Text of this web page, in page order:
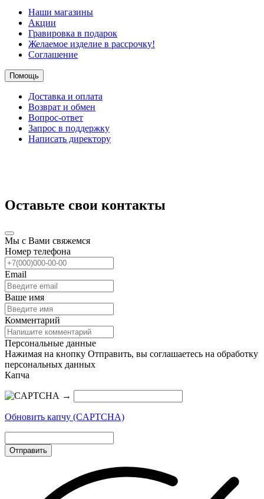
Наши магазины
Акции
Гравировка в подарок
Желаемое изделие в рассрочку!
Соглашение
Помощь
Доставка и оплата
Возврат и обмен
Вопрос-ответ
Запрос в поддержку
Написать директору
Оставьте свои контакты
Мы с Вами свяжемся
Номер телефона
Email
Ваше имя
Комментарий
Персональные данные
Нажимая на кнопку Отправить, вы соглашаетесь на обработку
персональных данных
Капча
→
Обновить капчу (CAPTCHA)
Отправить